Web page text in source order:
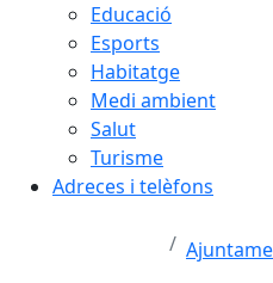
Educació
Esports
Habitatge
Medi ambient
Salut
Turisme
Adreces i telèfons